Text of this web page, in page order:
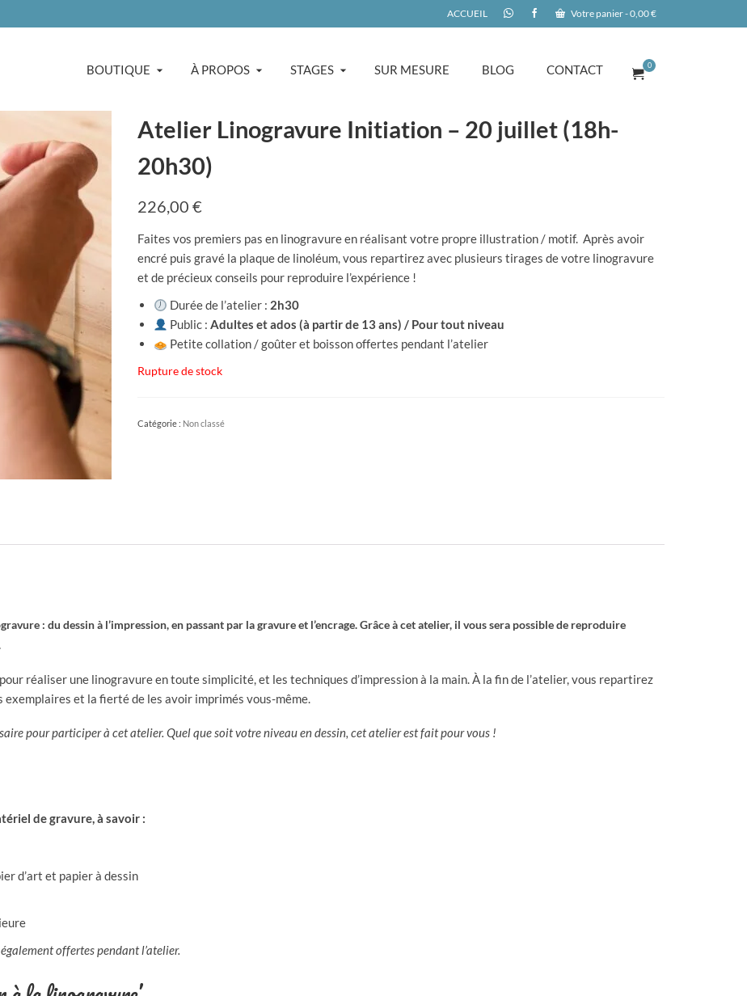
ACCUEIL Votre panier-0,00€
BOUTIQUE À PROPOS STAGES SUR MESURE BLOG CONTACT 0
Atelier Linogravure Initiation – 20 juillet (18h-
20h30)
226,00 €
Faites vos premiers pas en linogravure en réalisant votre propre illustration / motif. Après avoir
encré puis gravé la plaque de linoléum, vous repartirez avec plusieurs tirages de votre linogravure
et de précieux conseils pour reproduire l’expérience !
Durée de l’atelier : 2h30
Public : Adultes et ados (à partir de 13 ans) / Pour tout niveau
Petite collation / goûter et boisson offertes pendant l’atelier
Rupture de stock
Catégorie : Non classé
: du dessin à l’impression, en passant par la gravure et l’encrage.Grâce à cet atelier, il vous sera possible de reproduire
réaliser une linogravure en toute simplicité, et les techniques d’impression à la main. À la fin de l’atelier, vous repartirez
et la fierté de les avoir imprimés vous-même.
pour participer à cet atelier. Quel que soit votre niveau en dessin, cet atelier est fait pour vous !
de gravure, à savoir :
d’art et papier à dessin
offertes pendant l’atelier.